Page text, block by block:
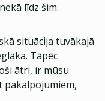
līdz šim.
situācija tuvākajā
Tāpēc
ātri, ir mūsu
pakalpojumiem,